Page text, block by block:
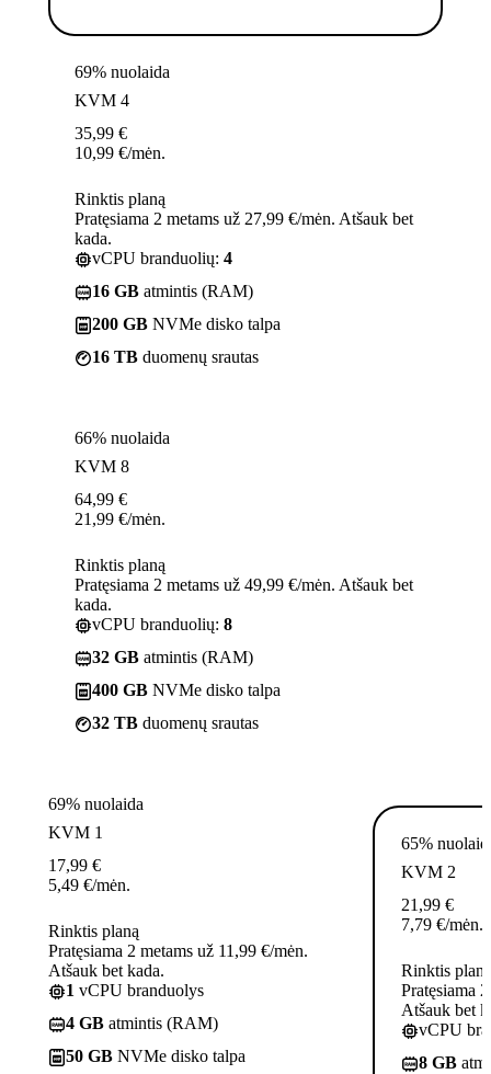
69% nuolaida
KVM 4
35,99 €
10,99 €/mėn.
Rinktis planą
Pratęsiama 2 metams už 27,99 €/mėn. Atšauk bet
kada.
vCPU branduolių: 4
16 GB atmintis (RAM)
200 GB NVMe disko talpa
16 TB duomenų srautas
66% nuolaida
KVM 8
64,99 €
21,99 €/mėn.
Rinktis planą
Pratęsiama 2 metams už 49,99 €/mėn. Atšauk bet
kada.
vCPU branduolių: 8
32 GB atmintis (RAM)
400 GB NVMe disko talpa
32 TB duomenų srautas
69% nuolaida
KVM 1
17,99 €
5,49 €/mėn.
Rinktis planą
Pratęsiama 2 metams už 11,99 €/mėn.
Atšauk bet kada.
1 vCPU branduolys
4 GB atmintis (RAM)
50 GB NVMe disko talpa
65%
KVM 2
21,99 €
7,79 €/mėn.
Rinktis planą
Pratęsiama
Atšauk bet
vCPU
8 GB